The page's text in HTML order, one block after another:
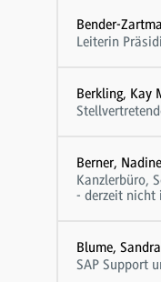
Bender-
Leiterin
Berkling, Kay
Berner, Nadine
Kanzlerbüro,
- derzeit nicht
Blume, Sandra
SAP Support